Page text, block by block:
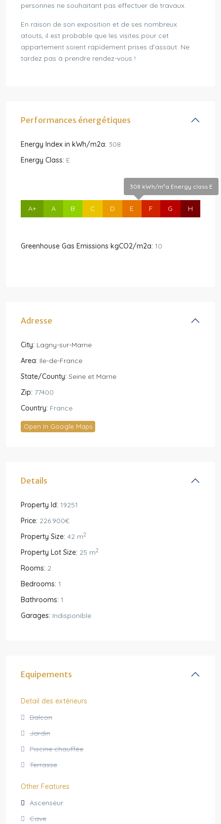
personnes ne souhaitant pas effectuer de travaux.
En raison de son exposition et de ses nombreux
atouts, il est probable que les visites pour cet
appartement soient rapidement prises d’assaut. Ne
tardez pas à prendre rendez-vous !
Performances énergétiques
Energy Index in kWh/m2a: 308
Energy Class: E
A+ A B C D
308 kWh/m²a Energy class E
E F G H
Greenhouse Gas Emissions kgCO2/m2a: 10
Adresse
City: Lagny-sur-Marne
Area: Ile-de-France
State/County: Seine et Marne
Zip: 77400
Country: France
Open In Google Maps
Details
Property Id: 19251
Price: 226.900€
Property Size: 42 m2
Property Lot Size: 25 m2
Rooms: 2
Bedrooms: 1
Bathrooms: 1
Garages: Indisponible
Equipements
Detail des extérieurs
Balcon
Jardin
Piscine chauffée
Terrasse
Other Features
Ascenseur
Cave